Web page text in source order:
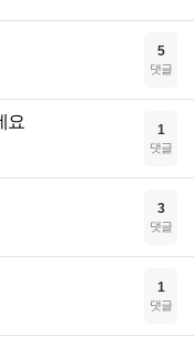
5
댓글
요 1
댓글
3
댓글
1
댓글